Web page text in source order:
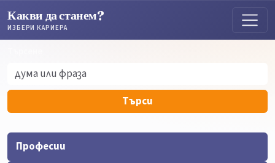
Какви да станем?
ИЗБЕРИ КАРИЕРА
Търси
Професии